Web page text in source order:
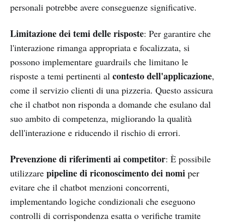
personali potrebbe avere conseguenze significative.
Limitazione dei temi delle risposte: Per garantire che
l'interazione rimanga appropriata e focalizzata, si
possono implementare guardrails che limitano le
risposte a temi pertinenti al contesto dell'applicazione,
come il servizio clienti di una pizzeria. Questo assicura
che il chatbot non risponda a domande che esulano dal
suo ambito di competenza, migliorando la qualità
dell'interazione e riducendo il rischio di errori.
Prevenzione di riferimenti ai competitor: È possibile
utilizzare pipeline di riconoscimento dei nomi per
evitare che il chatbot menzioni concorrenti,
implementando logiche condizionali che eseguono
controlli di corrispondenza esatta o verifiche tramite